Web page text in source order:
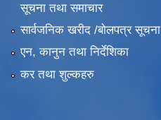
सूचना तथा समाचार
सार्वजनिक खरीद /बोलपत्र सूचना
एन, कानुन तथा निर्देशिका
कर तथा शुल्कहरु